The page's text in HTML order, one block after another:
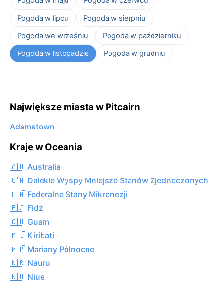
Pogoda w lipcu
Pogoda w sierpniu
Pogoda we wrześniu
Pogoda w październiku
Pogoda w listopadzie
Pogoda w grudniu
Największe miasta w Pitcairn
Adamstown
Kraje w Oceania
🇦🇺 Australia
🇺🇲 Dalekie Wyspy Mniejsze Stanów Zjednoczonych
🇫🇲 Federalne Stany Mikronezji
🇫🇯 Fidżi
🇬🇺 Guam
🇰🇮 Kiribati
🇲🇵 Mariany Północne
🇳🇷 Nauru
🇳🇺 Niue